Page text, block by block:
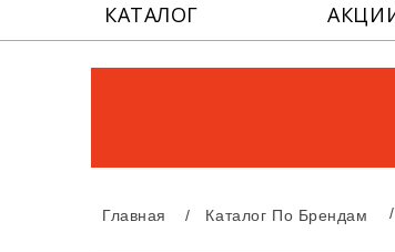
КАТАЛОГ
Главная Каталог По Брендам